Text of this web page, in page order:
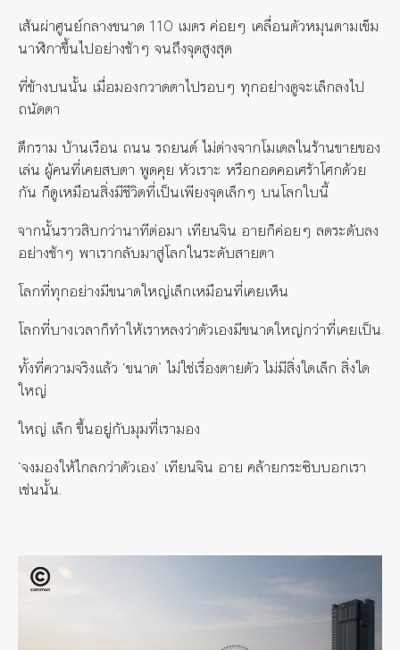
เส้นผ่าศูนย์กลางขนาด 110 เมตร ค่อยๆ เคลื่อนตัวหมุนตามเข็ม
นาฬิกาขึ้นไปอย่างช้าๆ จนถึงจุดสูงสุด
ที่ข้างบนนั้น เมื่อมองกวาดตาไปรอบๆ ทุกอย่างดูจะเล็กลงไป
ถนัดตา
ตึกราม บ้านเรือน ถนน รถยนต์ ไม่ต่างจากโมเดลในร้านขายของ
เล่น ผู้คนที่เคยสบตา พูดคุย หัวเราะ หรือกอดคอเศร้าโศกด้วย
กัน ก็ดูเหมือนสิ่งมีชีวิตที่เป็นเพียงจุดเล็กๆ บนโลกใบนี้
จากนั้นราวสิบกว่านาทีต่อมา เทียนจิน อายก็ค่อยๆ ลดระดับลง
อย่างช้าๆ พาเรากลับมาสู่โลกในระดับสายตา
โลกที่ทุกอย่างมีขนาดใหญ่เล็กเหมือนที่เคยเห็น
โลกที่บางเวลาก็ทำให้เราหลงว่าตัวเองมีขนาดใหญ่กว่าที่เคยเป็น
ทั้งที่ความจริงแล้ว ‘ขนาด’ ไม่ใช่เรื่องตายตัว ไม่มีสิ่งใดเล็ก สิ่งใด
ใหญ่
ใหญ่ เล็ก ขึ้นอยู่กับมุมที่เรามอง
‘จงมองให้ไกลกว่าตัวเอง’ เทียนจิน อาย คล้ายกระซิบบอกเรา
เช่นนั้น.